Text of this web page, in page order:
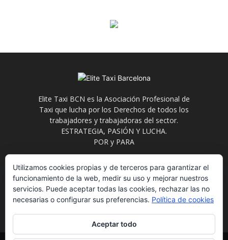
Elite Taxi BCN es la Asociación Profesional de
Taxi que lucha por los Derechos de todos los
trabajadores y trabajadoras del sector.
ESTRATEGIA, PASIÓN Y LUCHA.
POR y PARA
Contáctanos: info@elitetaxi.taxi
Utilizamos cookies propias y de terceros para garantizar el
funcionamiento de la web, medir su uso y mejorar nuestros
servicios. Puede aceptar todas las cookies, rechazar las no
necesarias o configurar sus preferencias. Política de cookies
Aceptar todo